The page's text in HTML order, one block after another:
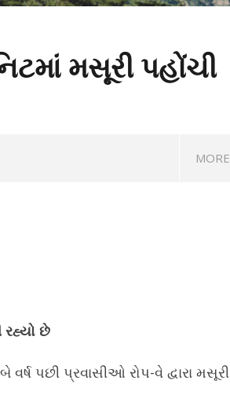
મસૂરી પહોંચી
MORE
દેશો, ભારત ત્રીજા સ્થાને
December
રહ્યો છે
પછી પ્રવાસીઓ રોપ-વે દ્વારા મસૂરી